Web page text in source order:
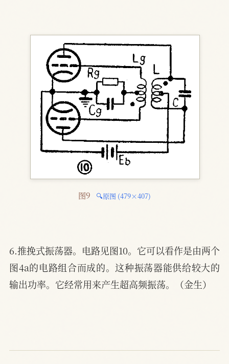
图9 🔍原图 (479×407)
6.推挽式振荡器。电路见图10。它可以看作是由两个
图4a的电路组合而成的。这种振荡器能供给较大的
输出功率。它经常用来产生超高频振荡。（金生）